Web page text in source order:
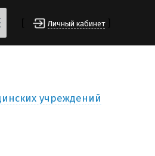
Личный кабинет
учреждений